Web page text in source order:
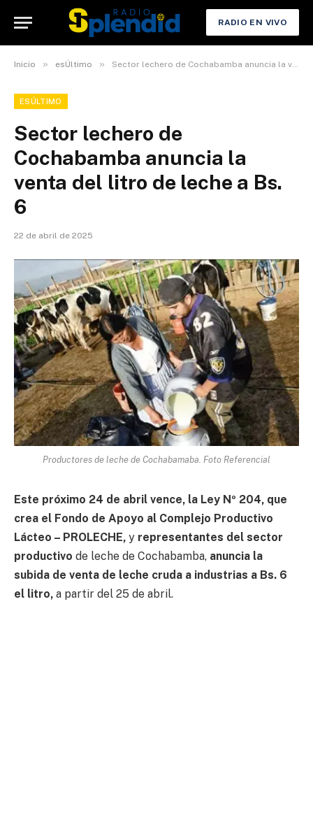
RADIO EN VIVO
Inicio » esÚltimo » Sector lechero de Cochabamba anuncia la venta del litro de leche a Bs. 6
ESÚLTIMO
Sector lechero de
Cochabamba anuncia la
venta del litro de leche a Bs.
6
22 de abril de 2025
Productores de leche de Cochabamaba. Foto Referencial
Este próximo 24 de abril vence, la Ley Nº 204, que
crea el Fondo de Apoyo al Complejo Productivo
Lácteo – PROLECHE, y representantes del sector
productivo de leche de Cochabamba, anuncia la
subida de venta de leche cruda a industrias a Bs. 6
el litro, a partir del 25 de abril.